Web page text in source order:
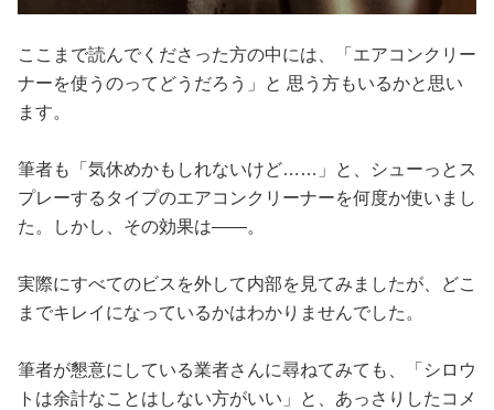
ここまで読んでくださった方の中には、「エアコンクリー
ナーを使うのってどうだろう」と 思う方もいるかと思い
ます。
筆者も「気休めかもしれないけど……」と、シューっとス
プレーするタイプのエアコンクリーナーを何度か使いまし
た。しかし、その効果は――。
実際にすべてのビスを外して内部を見てみましたが、どこ
までキレイになっているかはわかりませんでした。
筆者が懇意にしている業者さんに尋ねてみても、「シロウ
トは余計なことはしない方がいい」と、あっさりしたコメ